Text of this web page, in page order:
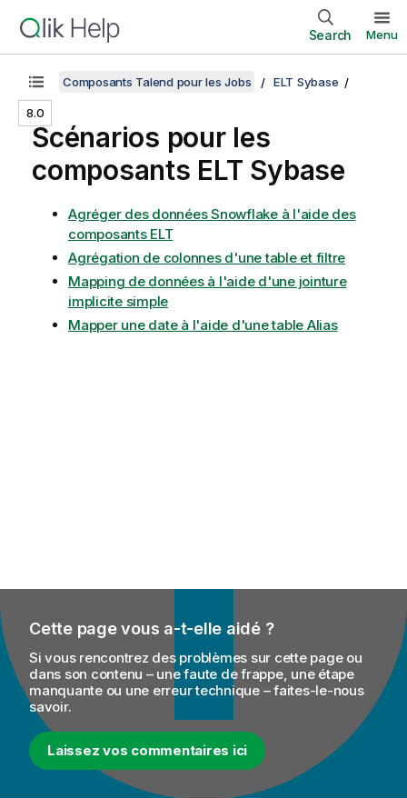
Search Menu
8.0
Composants Talend pour les Jobs ELT Sybase
Scénarios pour les
composants ELT Sybase
Agréger des données Snowflake à l'aide des
composants ELT
Agrégation de colonnes d'une table et filtre
Mapping de données à l'aide d'une jointure
implicite simple
Mapper une date à l'aide d'une table Alias
Cette page vous a-t-elle aidé ?
Si vous rencontrez des problèmes sur cette page ou
dans son contenu – une faute de frappe, une étape
manquante ou une erreur technique – faites-le-nous
savoir.
Laissez vos commentaires ici